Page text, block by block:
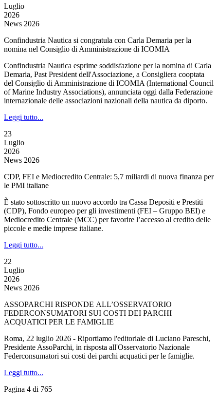
Luglio
2026
News 2026
Confindustria Nautica si congratula con Carla Demaria per la
nomina nel Consiglio di Amministrazione di ICOMIA
Confindustria Nautica esprime soddisfazione per la nomina di Carla
Demaria, Past President dell'Associazione, a Consigliera cooptata
del Consiglio di Amministrazione di ICOMIA (International Council
of Marine Industry Associations), annunciata oggi dalla Federazione
internazionale delle associazioni nazionali della nautica da diporto.
Leggi tutto...
23
Luglio
2026
News 2026
CDP, FEI e Mediocredito Centrale: 5,7 miliardi di nuova finanza per
le PMI italiane
È stato sottoscritto un nuovo accordo tra Cassa Depositi e Prestiti
(CDP), Fondo europeo per gli investimenti (FEI – Gruppo BEI) e
Mediocredito Centrale (MCC) per favorire l’accesso al credito delle
piccole e medie imprese italiane.
Leggi tutto...
22
Luglio
2026
News 2026
ASSOPARCHI RISPONDE ALL’OSSERVATORIO
FEDERCONSUMATORI SUI COSTI DEI PARCHI
ACQUATICI PER LE FAMIGLIE
Roma, 22 luglio 2026 - Riportiamo l'editoriale di Luciano Pareschi,
Presidente AssoParchi, in risposta all'Osservatorio Nazionale
Federconsumatori sui costi dei parchi acquatici per le famiglie.
Leggi tutto...
Pagina 4 di 765